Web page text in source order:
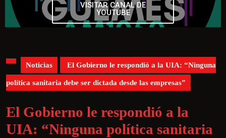
VISITAR CANAL DE
YOUTUBE
Noticias El Gobierno le respondió a la UIA: “Ninguna
política sanitaria debe ser dictada desde las empresas”
El Gobierno le respondió a la
UIA: “Ninguna política sanitaria